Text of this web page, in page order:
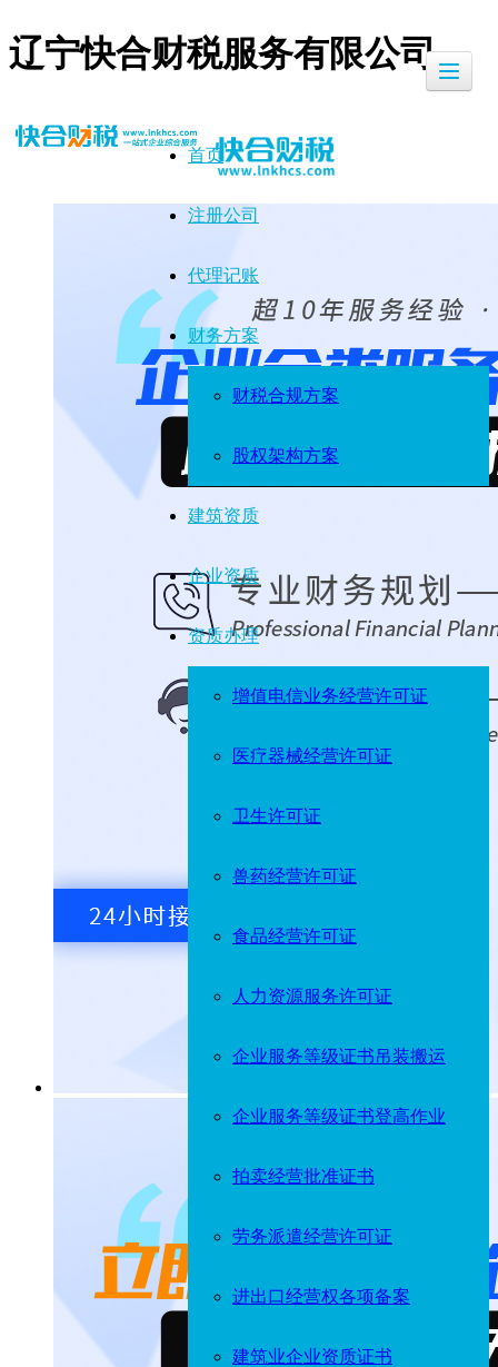
辽宁快合财税服务有限公司
首页
注册公司
代理记账
财务方案
财税合规方案
股权架构方案
建筑资质
企业资质
资质办理
增值电信业务经营许可证
医疗器械经营许可证
卫生许可证
兽药经营许可证
食品经营许可证
人力资源服务许可证
企业服务等级证书吊装搬运
企业服务等级证书登高作业
拍卖经营批准证书
劳务派遣经营许可证
进出口经营权各项备案
建筑业企业资质证书